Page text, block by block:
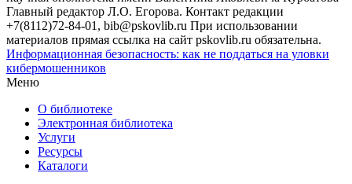
Главный редактор Л.О. Егорова. Контакт редакции
+7(8112)72-84-01, bib@pskovlib.ru При использовании
материалов прямая ссылка на сайт pskovlib.ru обязательна.
Информационная безопасность: как не поддаться на уловки
кибермошенников
Меню
О библиотеке
Электронная библиотека
Услуги
Ресурсы
Каталоги